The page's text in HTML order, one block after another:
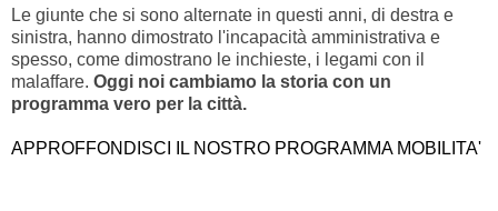
Le giunte che si sono alternate in questi anni, di destra e
sinistra, hanno dimostrato l'incapacità amministrativa e
spesso, come dimostrano le inchieste, i legami con il
malaffare. Oggi noi cambiamo la storia con un
programma vero per la città.
APPROFFONDISCI IL NOSTRO PROGRAMMA MOBILITA'